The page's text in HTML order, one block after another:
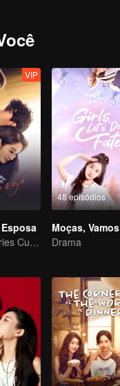
VIP
Versão de Séries Curtas “A Tentação de voltar para casa”
48 episódios
Drama